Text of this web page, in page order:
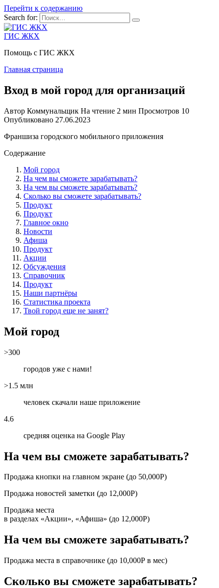
Перейти к содержанию
Search for:
ГИС ЖКХ
Помощь с ГИС ЖКХ
Главная страница
Вход в мой город для организаций
Автор Коммунальщик На чтение 2 мин Просмотров 10
Опубликовано 27.06.2023
Франшиза городского мобильного приложения
Содержание
Мой город
На чем вы сможете зарабатывать?
На чем вы сможете зарабатывать?
Сколько вы сможете зарабатывать?
Продукт
Продукт
Главное окно
Новости
Афиша
Продукт
Акции
Обсуждения
Справочник
Продукт
Наши партнёры
Статистика проекта
Твой город еще не занят?
Мой город
>300
городов уже с нами!
>1.5 млн
человек скачали наше приложение
4.6
средняя оценка на Google Play
На чем вы сможете зарабатывать?
Продажа кнопки на главном экране (до 50,000Р)
Продажа новостей заметки (до 12,000Р)
Продажа места
в разделах «Акции», «Афиша» (до 12,000Р)
На чем вы сможете зарабатывать?
Продажа места в справочнике (до 10,000Р в мес)
Сколько вы сможете зарабатывать?